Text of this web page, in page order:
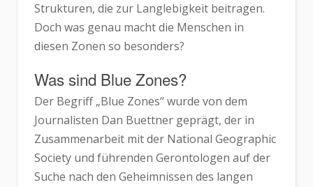
Strukturen, die zur Langlebigkeit beitragen.
Doch was genau macht die Menschen in
diesen Zonen so besonders?
Was sind Blue Zones?
Der Begriff „Blue Zones“ wurde von dem
Journalisten Dan Buettner geprägt, der in
Zusammenarbeit mit der National Geographic
Society und führenden Gerontologen auf der
Suche nach den Geheimnissen des langen